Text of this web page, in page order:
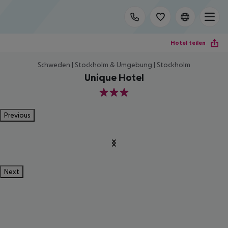
Hotel teilen
Schweden | Stockholm & Umgebung | Stockholm
Unique Hotel
3
Previous
Next